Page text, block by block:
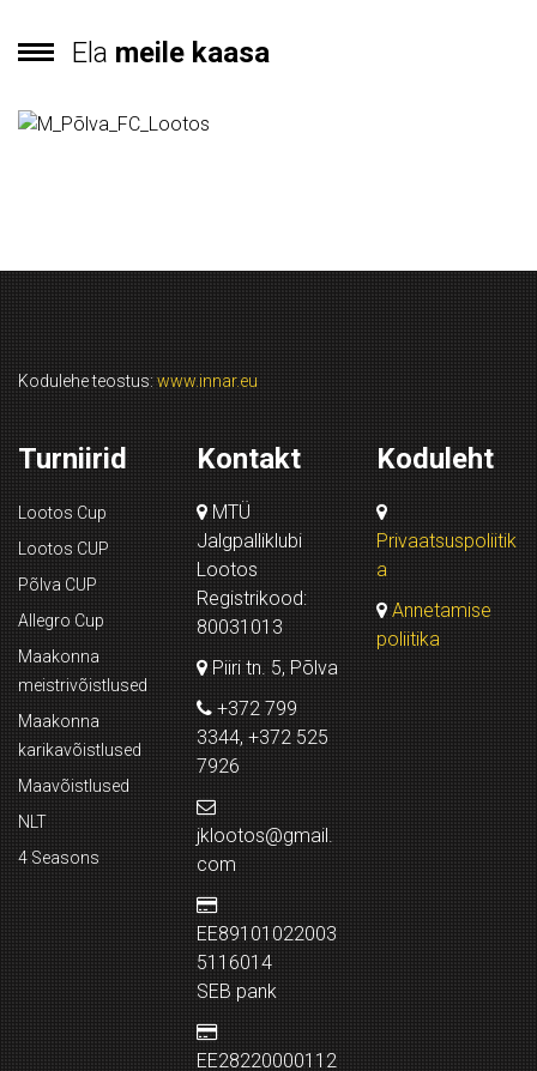
Ela meile kaasa
Kodulehe teostus: www.innar.eu
Turniirid
Lootos Cup
Lootos CUP
Põlva CUP
Allegro Cup
Maakonna
meistrivõistlused
Maakonna
karikavõistlused
Maavõistlused
NLT
4 Seasons
Kontakt
MTÜ
Jalgpalliklubi
Lootos
Registrikood:
80031013
Piiri tn. 5, Põlva
+372 799
3344, +372 525
7926
jklootos@gmail.
com
EE89101022003
5116014
SEB pank
EE28220000112
Koduleht
Privaatsuspoliitik
a
Annetamise
poliitika